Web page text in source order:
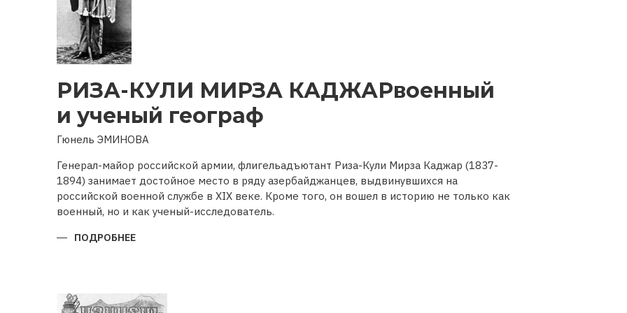
РИЗА-КУЛИ МИРЗА КАДЖАРвоенный
и ученый географ
Гюнель ЭМИНОВА
Генерал-майор российской армии, флигельадъютант Риза-Кули Мирза Каджар (1837-
1894) занимает достойное место в ряду азербайджанцев, выдвинувшихся на
российской военной службе в XIX веке. Кроме того, он вошел в историю не только как
военный, но и как ученый-исследователь.
ПОДРОБНЕЕ
УЧЕНЫЙ
ГЕОГРАФ